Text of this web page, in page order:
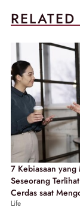
7 Kebiasaan yang
Seseorang
Cerdas saat
Life